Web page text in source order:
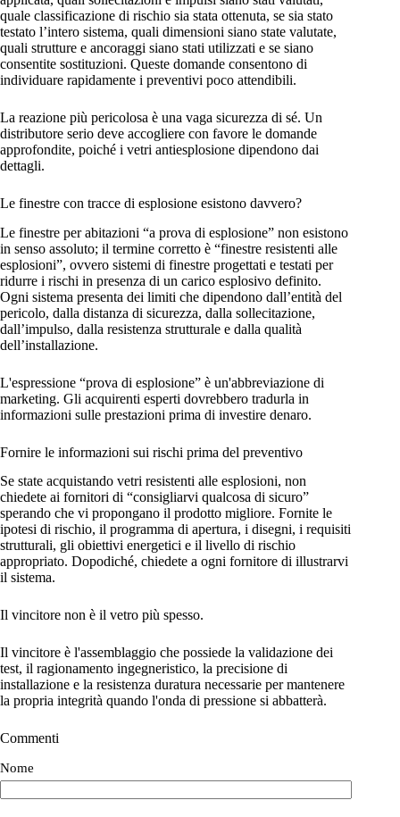
quale classificazione di rischio sia stata ottenuta, se sia stato
testato l’intero sistema, quali dimensioni siano state valutate,
quali strutture e ancoraggi siano stati utilizzati e se siano
consentite sostituzioni. Queste domande consentono di
individuare rapidamente i preventivi poco attendibili.
La reazione più pericolosa è una vaga sicurezza di sé. Un
distributore serio deve accogliere con favore le domande
approfondite, poiché i vetri antiesplosione dipendono dai
dettagli.
Le finestre con tracce di esplosione esistono davvero?
Le finestre per abitazioni “a prova di esplosione” non esistono
in senso assoluto; il termine corretto è “finestre resistenti alle
esplosioni”, ovvero sistemi di finestre progettati e testati per
ridurre i rischi in presenza di un carico esplosivo definito.
Ogni sistema presenta dei limiti che dipendono dall’entità del
pericolo, dalla distanza di sicurezza, dalla sollecitazione,
dall’impulso, dalla resistenza strutturale e dalla qualità
dell’installazione.
L'espressione “prova di esplosione” è un'abbreviazione di
marketing. Gli acquirenti esperti dovrebbero tradurla in
informazioni sulle prestazioni prima di investire denaro.
Fornire le informazioni sui rischi prima del preventivo
Se state acquistando vetri resistenti alle esplosioni, non
chiedete ai fornitori di “consigliarvi qualcosa di sicuro”
sperando che vi propongano il prodotto migliore. Fornite le
ipotesi di rischio, il programma di apertura, i disegni, i requisiti
strutturali, gli obiettivi energetici e il livello di rischio
appropriato. Dopodiché, chiedete a ogni fornitore di illustrarvi
il sistema.
Il vincitore non è il vetro più spesso.
Il vincitore è l'assemblaggio che possiede la validazione dei
test, il ragionamento ingegneristico, la precisione di
installazione e la resistenza duratura necessarie per mantenere
la propria integrità quando l'onda di pressione si abbatterà.
Commenti
Nome